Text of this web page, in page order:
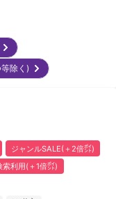
等除く)
ジャンルSALE(＋2倍㌽)
索利用(＋1倍㌽)